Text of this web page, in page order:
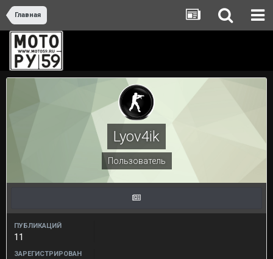
Главная
Lyov4ik
Пользователь
ПУБЛИКАЦИЙ
11
ЗАРЕГИСТРИРОВАН